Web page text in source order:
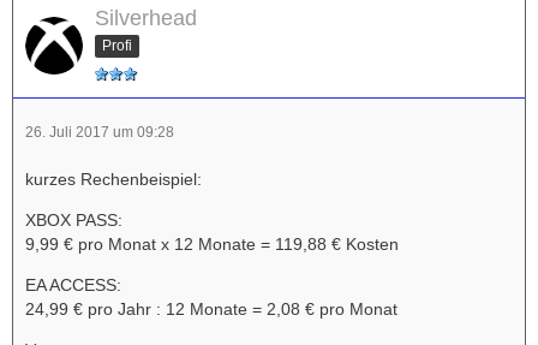
Silverhead
Profi
26. Juli 2017 um 09:28
kurzes Rechenbeispiel:
XBOX PASS:
9,99 € pro Monat x 12 Monate = 119,88 € Kosten
EA ACCESS:
24,99 € pro Jahr : 12 Monate = 2,08 € pro Monat